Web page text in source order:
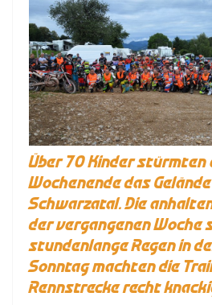
Über 70 Kinder stürmten
Wochenende das
Schwarzatal. Die
der vergangenen Woche
stundenlange Regen in
Sonntag machten die
Rennstrecke recht